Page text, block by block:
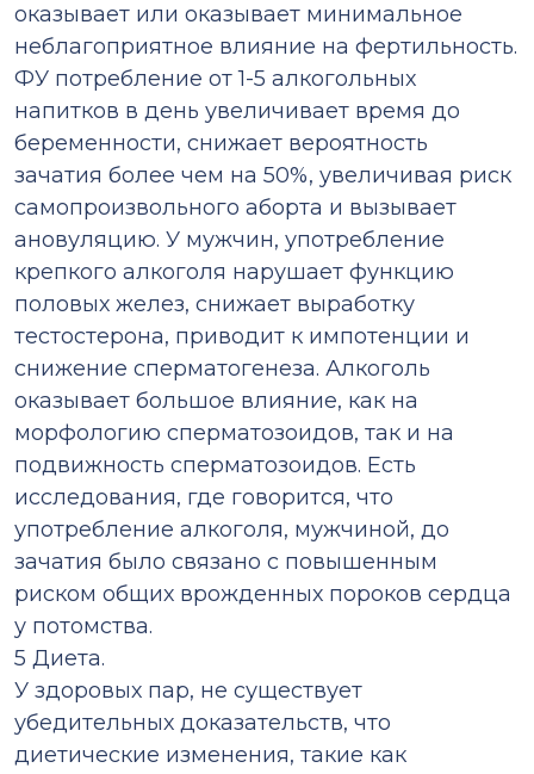
оказывает или оказывает минимальное
неблагоприятное влияние на фертильность.
ФУ потребление от 1-5 алкогольных
напитков в день увеличивает время до
беременности, снижает вероятность
зачатия более чем на 50%, увеличивая риск
самопроизвольного аборта и вызывает
ановуляцию. У мужчин, употребление
крепкого алкоголя нарушает функцию
половых желез, снижает выработку
тестостерона, приводит к импотенции и
снижение сперматогенеза. Алкоголь
оказывает большое влияние, как на
морфологию сперматозоидов, так и на
подвижность сперматозоидов. Есть
исследования, где говорится, что
употребление алкоголя, мужчиной, до
зачатия было связано с повышенным
риском общих врожденных пороков сердца
у потомства.
5 Диета.
У здоровых пар, не существует
убедительных доказательств, что
диетические изменения, такие как